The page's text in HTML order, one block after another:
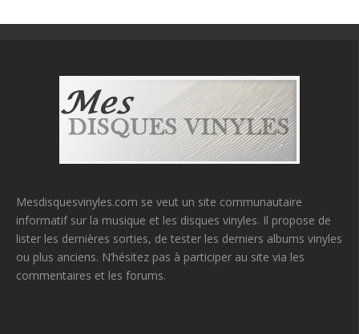
Mesdisquesvinyles.com se veut un site communautaire
informatif sur la musique et les disques vinyles. Il propose de
lister les dernières sorties, de tester les derniers albums vinyles
ou plus anciens. N’hésitez pas à participer au site via les
commentaires et les forums.